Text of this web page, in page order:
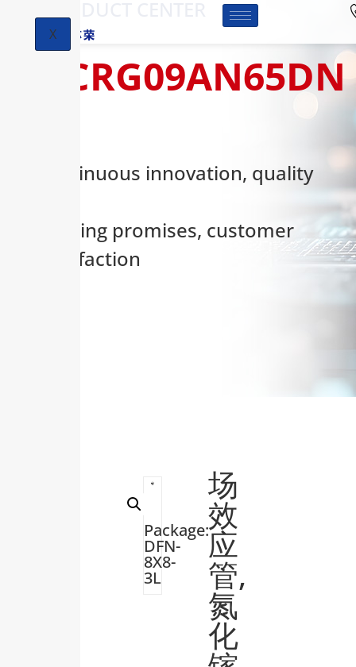
X
HCRG09AN65DN
Continuous innovation, quality
keeping promises, customer
satisfaction
Package:
DFN-
8X8-
3L
场
效
应
管,
氮
化